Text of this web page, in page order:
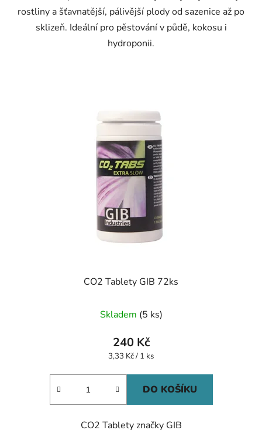
rostliny a šťavnatější, pálivější plody od sazenice až po
sklizeň. Ideální pro pěstování v půdě, kokosu i
hydroponii.
CO2 Tablety GIB 72ks
Skladem (5 ks)
240 Kč
Měrná
3,33 Kč / 1 ks
DO KOŠÍKU
CO2 Tablety značky GIB